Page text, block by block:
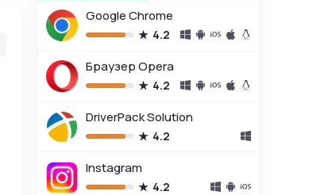
Google Chrome
4.2
Браузер Opera
4.2
DriverPack Solution
4.2
Instagram
4.2